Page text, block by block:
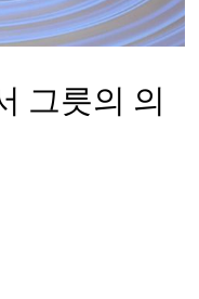
그릇의 의